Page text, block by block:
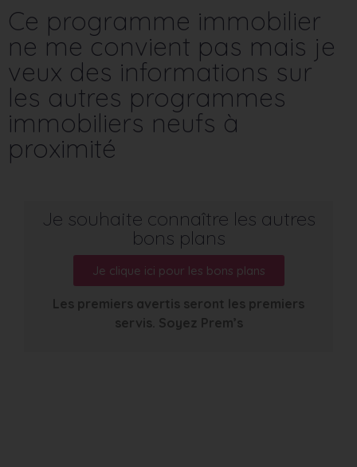
Ce programme immobilier
ne me convient pas mais je
veux des informations sur
les autres programmes
immobiliers neufs à
proximité
Je souhaite connaître les autres
bons plans
Je clique ici pour les bons plans
Les premiers avertis seront les premiers
servis. Soyez Prem’s